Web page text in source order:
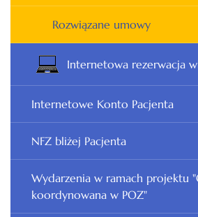
Rozwiązane umowy
Internetowa rezerwacja
Internetowe Konto Pacjenta
NFZ bliżej Pacjenta
Wydarzenia w ramach projektu
koordynowana w POZ"